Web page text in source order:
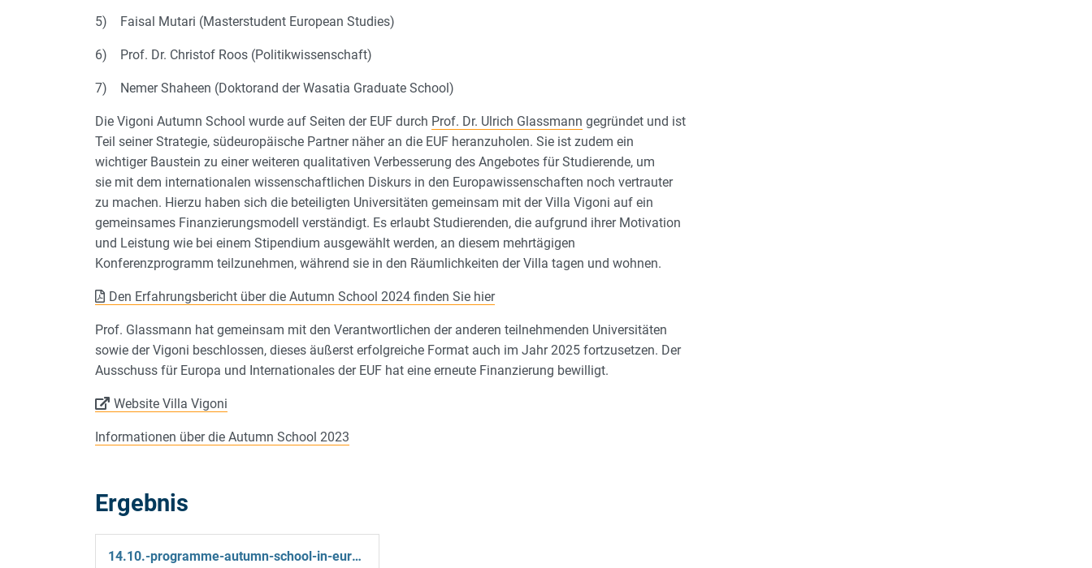
5) Faisal Mutari (Masterstudent European Studies)
6) Prof. Dr. Christof Roos (Politikwissenschaft)
7) Nemer Shaheen (Doktorand der Wasatia Graduate School)
Die Vigoni Autumn School wurde auf Seiten der EUF durch Prof. Dr. Ulrich Glassmann gegründet und ist
Teil seiner Strategie, südeuropäische Partner näher an die EUF heranzuholen. Sie ist zudem ein
wichtiger Baustein zu einer weiteren qualitativen Verbesserung des Angebotes für Studierende, um
sie mit dem internationalen wissenschaftlichen Diskurs in den Europawissenschaften noch vertrauter
zu machen. Hierzu haben sich die beteiligten Universitäten gemeinsam mit der Villa Vigoni auf ein
gemeinsames Finanzierungsmodell verständigt. Es erlaubt Studierenden, die aufgrund ihrer Motivation
und Leistung wie bei einem Stipendium ausgewählt werden, an diesem mehrtägigen
Konferenzprogramm teilzunehmen, während sie in den Räumlichkeiten der Villa tagen und wohnen.
Den Erfahrungsbericht über die Autumn School 2024 finden Sie hier
Prof. Glassmann hat gemeinsam mit den Verantwortlichen der anderen teilnehmenden Universitäten
sowie der Vigoni beschlossen, dieses äußerst erfolgreiche Format auch im Jahr 2025 fortzusetzen. Der
Ausschuss für Europa und Internationales der EUF hat eine erneute Finanzierung bewilligt.
Website Villa Vigoni
Informationen über die Autumn School 2023
Ergebnis
14.10.-programme-autumn-school-in-european-studies-2024-vv.pdf